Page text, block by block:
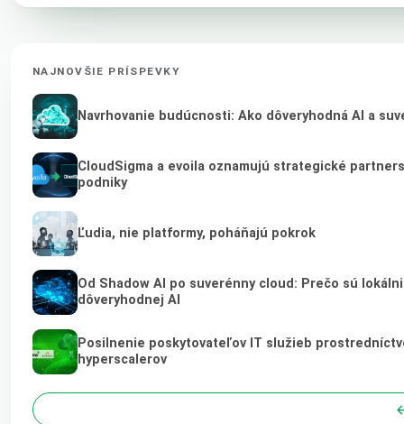
NAJNOVŠIE PRÍSPEVKY
Navrhovanie budúcnosti: Ako dôveryhodná AI a
CloudSigma a evoila oznamujú strategické
podniky
Ľudia, nie platformy, poháňajú pokrok
Od Shadow AI po suverénny cloud: Prečo sú
dôveryhodnej AI
Posilnenie poskytovateľov IT služieb
hyperscalerov